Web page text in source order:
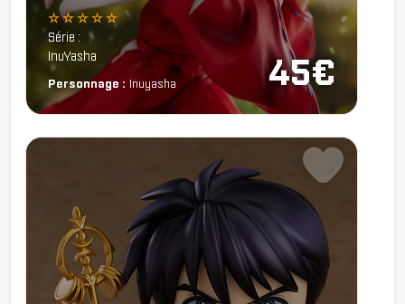
45€
☆ ☆ ☆ ☆ ☆
Série :
InuYasha
Personnage : Inuyasha